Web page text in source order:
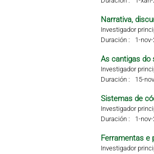
Narrativa,
Investigador
Duración :
1-
As cantigas do
Investigador
Duración :
15-
Sistemas de
Investigador
Duración :
1-
Ferramentas e
Investigador